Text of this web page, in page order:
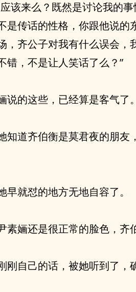
该来么？既然是讨论我的
是传话的性格，你跟他说的
，齐公子对我有什么误会，
错，不是让人笑话了么？”
说的这些，已经算是客气了。
知道齐伯衡是莫君夜的朋友
早就怼的地方无地自容了。
素婳还是很正常的脸色，齐
刚自己的话，被她听到了，